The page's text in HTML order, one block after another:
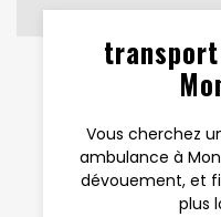
Vous cherchez
ambulance à
dévouement, et
plus